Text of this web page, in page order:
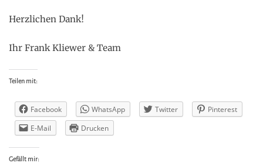
Herzlichen Dank!
Ihr Frank Kliewer & Team
Teilen mit:
Facebook WhatsApp Twitter
Pinterest
E-Mail
Drucken
Gefällt mir: